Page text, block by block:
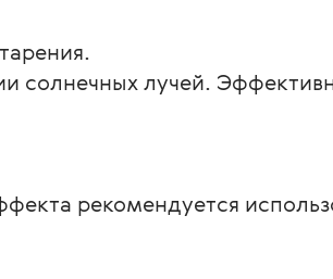
солнечных лучей.
рекомендуется